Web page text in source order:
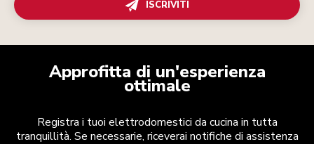
ISCRIVITI
Approfitta di un'esperienza
ottimale
Registra i tuoi elettrodomestici da cucina in tutta
tranquillità. Se necessarie, riceverai notifiche di assistenza